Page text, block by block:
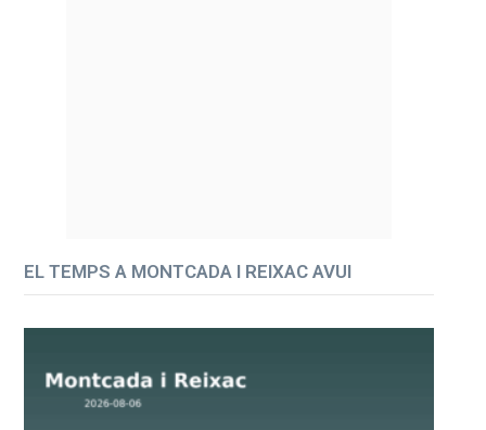
EL TEMPS A MONTCADA I REIXAC AVUI